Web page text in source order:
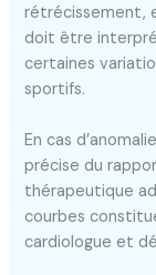
rétrécissement,
doit être
certaines
sportifs.
En cas
précise du
thérapeutique
courbes
cardiologue et